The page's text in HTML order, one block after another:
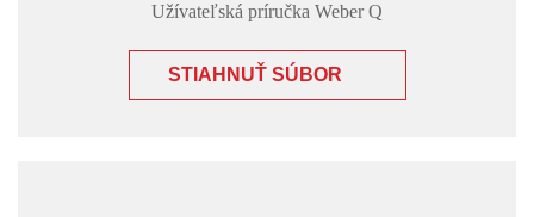
Užívateľská príručka Weber Q
STIAHNUŤ SÚBOR